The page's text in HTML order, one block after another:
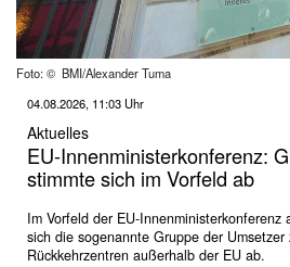
Foto: © BMI/Alexander Tuma
04.08.2026, 11:03 Uhr
Aktuelles
EU-Innenministerkonferenz:
stimmte sich im Vorfeld ab
Im Vorfeld der EU-
sich die sogenannte Gruppe der
Rückkehrzentren außerhalb der EU ab.